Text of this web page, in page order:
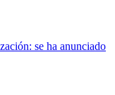
se ha anunciado